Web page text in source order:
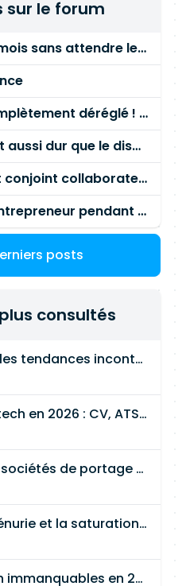
sur le forum
ESN qui paient en fin de mois sans attendre le paiement client ?
Le marché de l'IT est complètement déréglé ! STOP à cette mascarade ! Il faut s'unir et résister !
Est-ce que le marché est aussi dur que le disent les commerciaux ?
aide changement statut conjoint collaborateur
Mixer portage et auto entrepreneur pendant des années - quel risque ?
posts
consultés
Le CV Tech en 2026 : les tendances incontournables
Recherche d'emploi tech en 2026 : CV, ATS, entretien… On vous dit tout
Top 6 des meilleures sociétés de portage salarial
Marché IT 2026 : la pénurie et la saturation, en même temps
Les événements Tech immanquables en 2026